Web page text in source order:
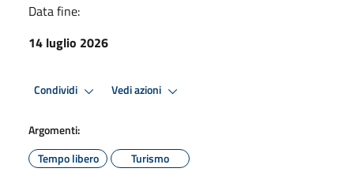
Data fine:
14 luglio 2026
Condividi Vedi azioni
Argomenti:
Tempo libero
Turismo